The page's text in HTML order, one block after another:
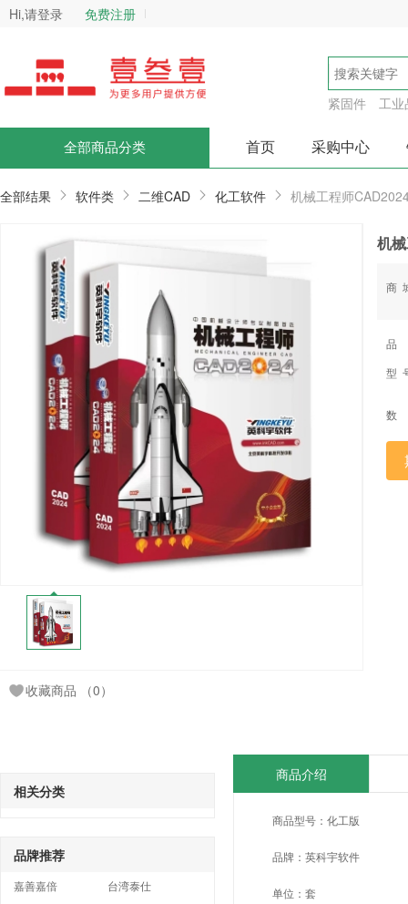
Hi,请登录 免费注册
紧固件 工业
全部商品分类 首页 采购中心
全部结果 软件类 二维CAD 化工软件 机械工程师
收藏商品 （0）
机
商
型
相关分类
品牌推荐
嘉善嘉倍
台湾泰仕
商品介绍
商品型号： 化工版
品牌： 英科宇软件
单位： 套